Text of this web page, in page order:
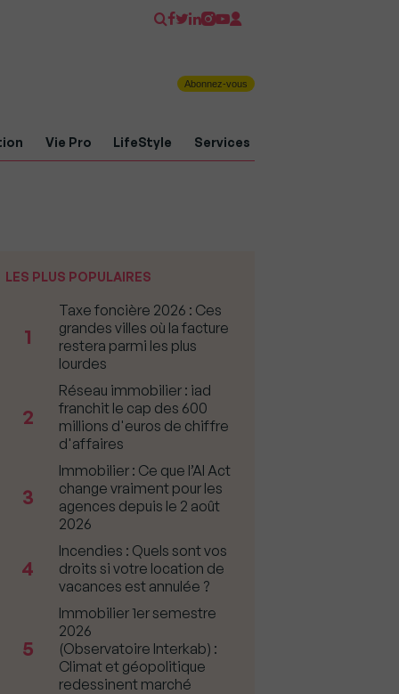
Abonnez-vous
Vie Pro LifeStyle Services
LES PLUS POPULAIRES
1
Taxe foncière 2026 : Ces
grandes villes où la facture
restera parmi les plus
lourdes
2
Réseau immobilier : iad
franchit le cap des 600
millions d'euros de chiffre
d'affaires
3
Immobilier : Ce que l’AI Act
change vraiment pour les
agences depuis le 2 août
2026
4
Incendies : Quels sont vos
droits si votre location de
vacances est annulée ?
5
Immobilier 1er semestre
2026
(Observatoire Interkab) :
Climat et géopolitique
redessinent marché